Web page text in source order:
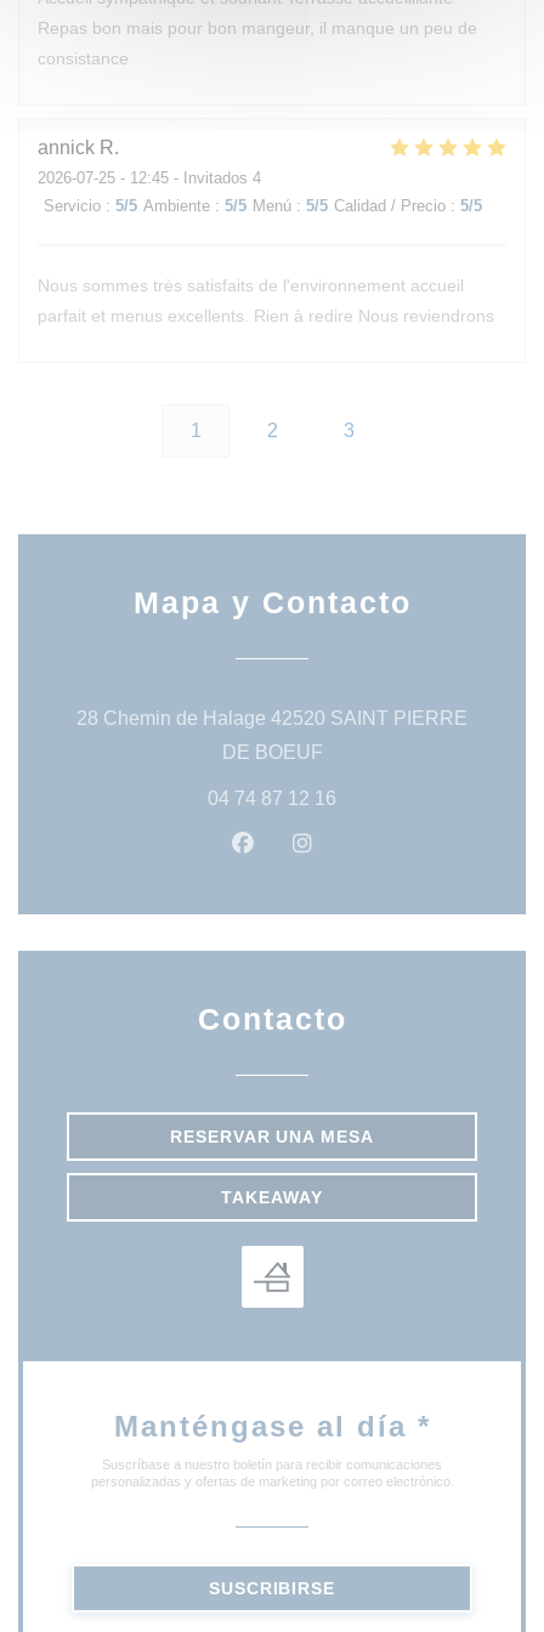
Repas bon mais pour bon mangeur, il manque un peu de
consistance
annick R
2026-07-25 - 12:45 - Invitados 4
Servicio : 5/5 Ambiente : 5/5 Menú : 5/5 Calidad / Precio : 5/5
Nous sommes très satisfaits de l'environnement accueil
parfait et menus excellents. Rien à redire Nous reviendrons
1 2 3
Mapa y Contacto
28 Chemin de Halage 42520 SAINT PIERRE
DE BOEUF((abre en una nueva
04 74 87 12 16
Facebook ((abre en una
Contacto
RESERVAR UNA MESA
TAKEAWAY
Manténgase al día *
Suscríbase a nuestro boletín para recibir comunicaciones
personalizadas y ofertas de marketing por correo electrónico.
SUSCRIBIRSE